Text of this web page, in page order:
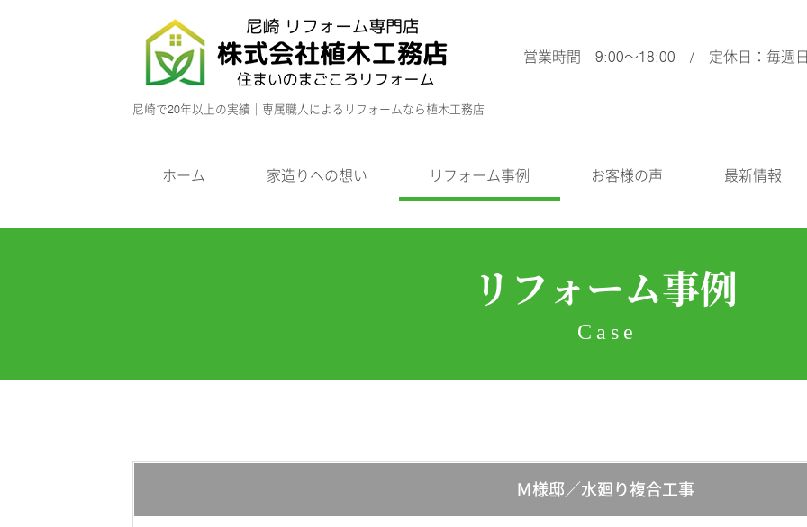
尼崎で20年以上の実績｜専属職人によるリフォームなら植木工務店
営業時間 9:00～18:00 / 定休日：毎週
ホーム 家造りへの想い リフォーム事例 お客様の声 最新情報
リフォーム事例
Case
Ｍ様邸／水廻り複合工事